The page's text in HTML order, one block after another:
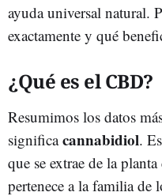
ayuda universal natural.
exactamente y qué
¿Qué es el CBD?
Resumimos los datos
significacannabidiol.
que se extrae de la
pertenece a la familia de